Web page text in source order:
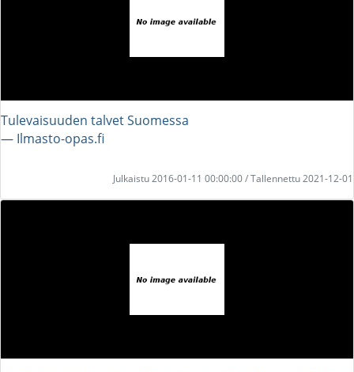
Tulevaisuuden talvet Suomessa
― Ilmasto-opas.fi
Julkaistu 2016-01-11 00:00:00 / Tallennettu 2021-12-01